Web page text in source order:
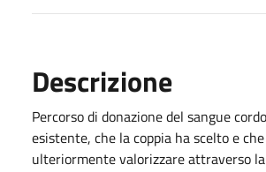
Descrizione
Percorso di donazione del sangue
esistente, che la coppia ha scelto e
ulteriormente valorizzare attraverso